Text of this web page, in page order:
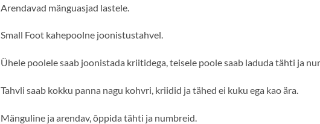
Arendavad mänguasjad lastele.
Small Foot kahepoolne joonistustahvel.
Ühele poolele saab joonistada kriitidega, teisele poole saab laduda tähti ja
Tahvli saab kokku panna nagu kohvri, kriidid ja tähed ei kuku ega kao ära.
Mänguline ja arendav, õppida tähti ja numbreid.